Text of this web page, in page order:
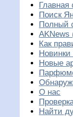
Главная
Поиск
Полный
Как
Новые
О нас
Найти